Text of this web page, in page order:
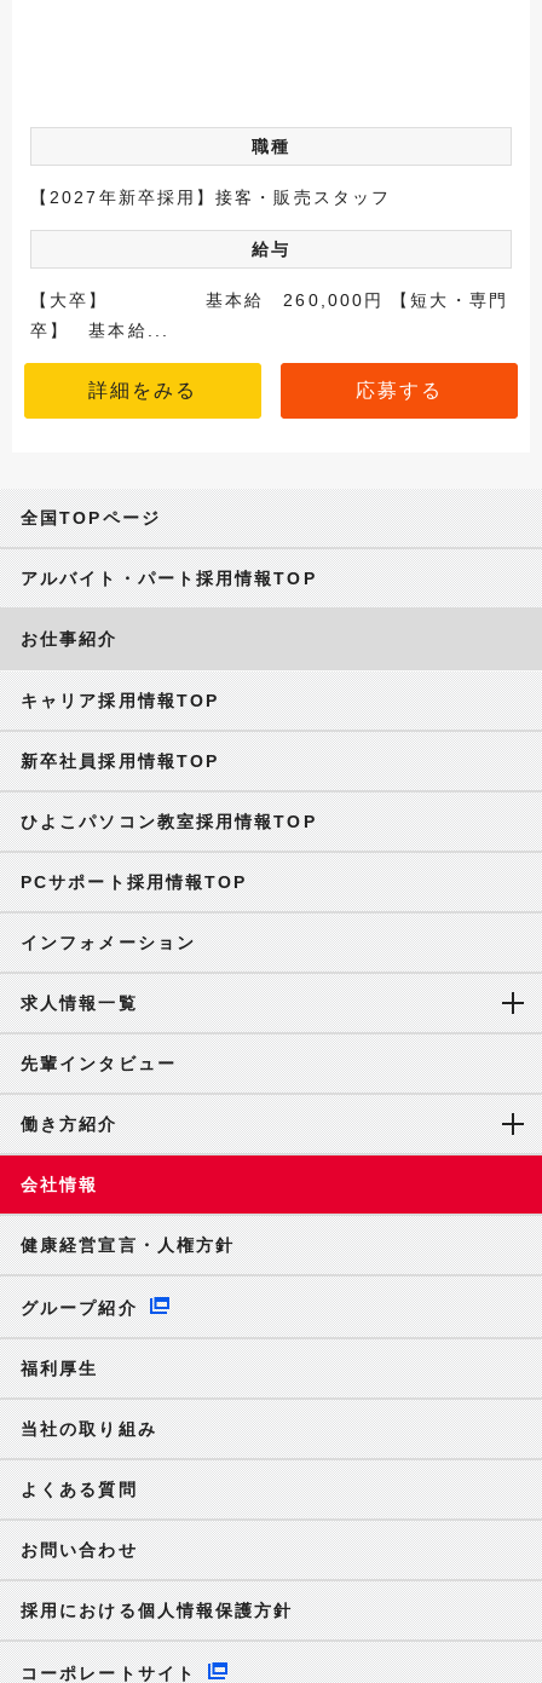
職種
【2027年新卒採用】接客・販売スタッフ
給与
【大卒】 基本給 260,000円 【短大・専門
卒】 基本給...
詳細をみる 応募する
全国TOPページ
アルバイト・パート採用情報TOP
お仕事紹介
キャリア採用情報TOP
新卒社員採用情報TOP
ひよこパソコン教室採用情報TOP
PCサポート採用情報TOP
インフォメーション
求人情報一覧
先輩インタビュー
働き方紹介
会社情報
健康経営宣言・人権方針
グループ紹介
福利厚生
当社の取り組み
よくある質問
お問い合わせ
採用における個人情報保護方針
コーポレートサイト